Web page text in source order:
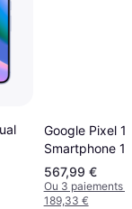
Google Pixel
Smartphone
567,99 €
Ou 3 paiements
189,33 €